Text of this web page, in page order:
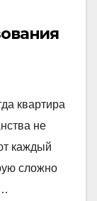
квартира
не
каждый
сложно